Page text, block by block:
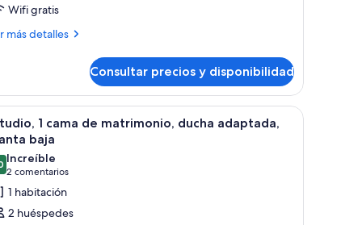
Wifi gratis
más detalles
Consultar precios y disponibilidad
un televisor de pantalla plana montado en la pared y un florero con
Una habitación de hotel con una cama, un
7
1 cama de matrimonio, ducha adaptada,
baja
de 10
Increíble
2 comentarios
(2 comentarios)
1 habitación
2 huéspedes